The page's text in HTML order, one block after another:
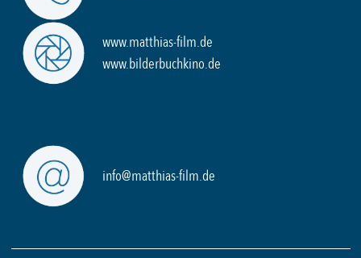
www.matthias-film.de
www.bilderbuchkino.de
info@matthias-film.de